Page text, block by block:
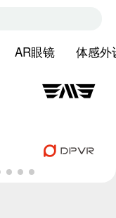
AR眼镜 体感外